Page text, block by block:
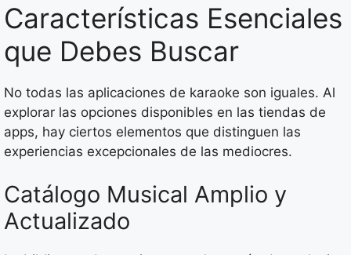
Características Esenciales
que Debes Buscar
No todas las aplicaciones de karaoke son iguales. Al
explorar las opciones disponibles en las tiendas de
apps, hay ciertos elementos que distinguen las
experiencias excepcionales de las mediocres.
Catálogo Musical Amplio y
Actualizado